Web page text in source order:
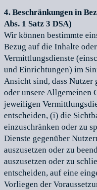
4. Beschränkungen in
Abs. 1 Satz 3 DSA)
Wir können bestimmte
Bezug auf die Inhalte
Vermittlungsdienste
und Einrichtungen) im
Ansicht sind, dass Nutzer
oder unsere Allgemeinen
jeweiligen
entscheiden, (i) die
einzuschränken oder zu
Dienste gegenüber
auszusetzen oder zu
auszusetzen oder zu
entscheiden, auf eine
Vorliegen der